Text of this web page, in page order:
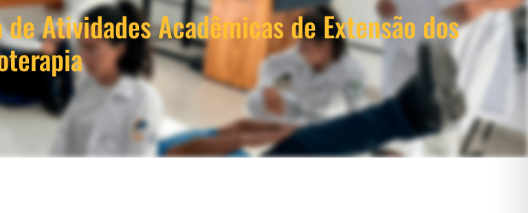
Atividades Acadêmicas de Extensão dos